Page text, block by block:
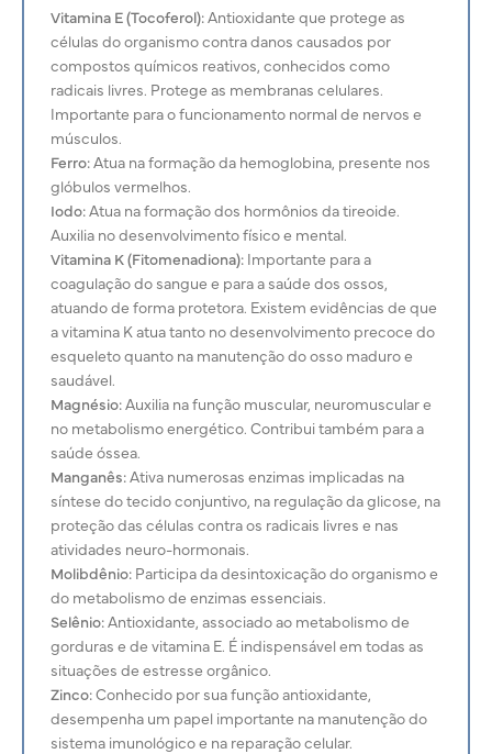
Vitamina E (Tocoferol):Antioxidante que protege as
células do organismo contra danos causados por
compostos químicos reativos, conhecidos como
radicais livres. Protege as membranas celulares.
Importante para o funcionamento normal de nervos e
músculos.
Ferro:Atua na formação da hemoglobina, presente nos
glóbulos vermelhos.
Iodo:Atua na formação dos hormônios da tireoide.
Auxilia no desenvolvimento físico e mental.
Vitamina K (Fitomenadiona):Importante para a
coagulação do sangue e para a saúde dos ossos,
atuando de forma protetora. Existem evidências de que
a vitamina K atua tanto no desenvolvimento precoce do
esqueleto quanto na manutenção do osso maduro e
saudável.
Magnésio:Auxilia na função muscular, neuromuscular e
no metabolismo energético. Contribui também para a
saúde óssea.
Manganês:Ativa numerosas enzimas implicadas na
síntese do tecido conjuntivo, na regulação da glicose, na
proteção das células contra os radicais livres e nas
atividades neuro-hormonais.
Molibdênio: Participa da desintoxicação do organismo e
do metabolismo de enzimas essenciais.
Selênio:Antioxidante, associado ao metabolismo de
gorduras e de vitamina E. É indispensável em todas as
situações de estresse orgânico.
Zinco:Conhecido por sua função antioxidante,
desempenha um papel importante na manutenção do
sistema imunológico e na reparação celular.